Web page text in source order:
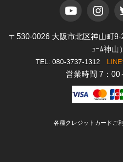
〒530-0026 大阪市北区神山町9-
ｭｰﾑ神山）
TEL: 080-3737-1312
営業時間 7：00
各種クレジットカードご